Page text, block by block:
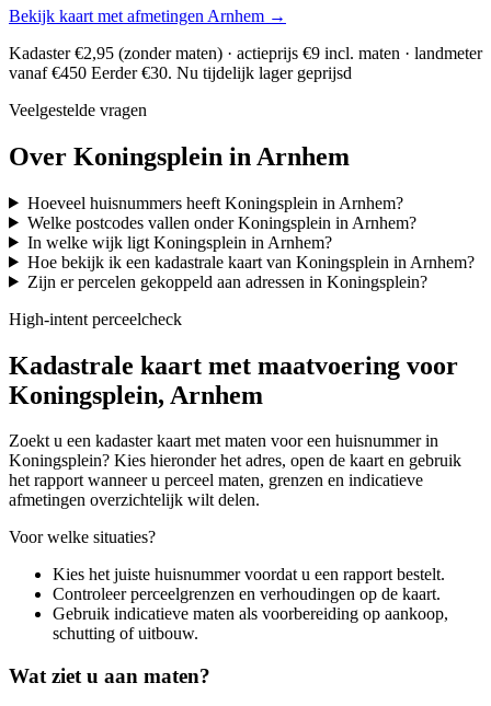
Bekijk kaart met afmetingen Arnhem →
Kadaster €2,95 (zonder maten) · actieprijs €9 incl. maten · landmeter
vanaf €450 Eerder €30. Nu tijdelijk lager geprijsd
Veelgestelde vragen
Over Koningsplein in Arnhem
Hoeveel huisnummers heeft Koningsplein in Arnhem?
Welke postcodes vallen onder Koningsplein in Arnhem?
In welke wijk ligt Koningsplein in Arnhem?
Hoe bekijk ik een kadastrale kaart van Koningsplein in Arnhem?
Zijn er percelen gekoppeld aan adressen in Koningsplein?
High-intent perceelcheck
Kadastrale kaart met maatvoering voor
Koningsplein, Arnhem
Zoekt u een kadaster kaart met maten voor een huisnummer in
Koningsplein? Kies hieronder het adres, open de kaart en gebruik
het rapport wanneer u perceel maten, grenzen en indicatieve
afmetingen overzichtelijk wilt delen.
Voor welke situaties?
Kies het juiste huisnummer voordat u een rapport bestelt.
Controleer perceelgrenzen en verhoudingen op de kaart.
Gebruik indicatieve maten als voorbereiding op aankoop,
schutting of uitbouw.
Wat ziet u aan maten?